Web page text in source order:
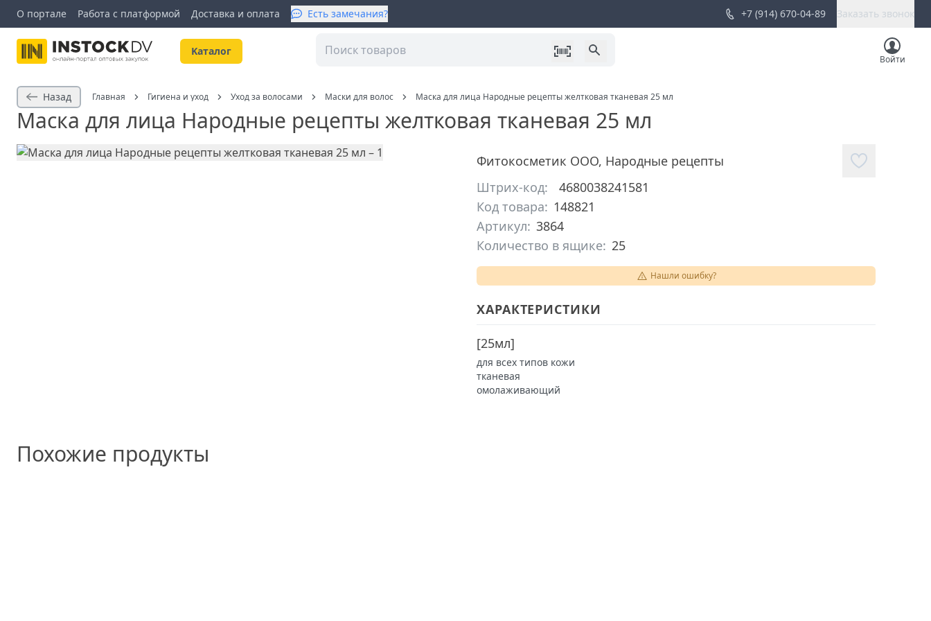
О портале Работа с платформой Доставка и оплата Есть замечания? +7 (914) 670-04-89 Заказать звонок
Kаталог
Войти
Назад Главная Гигиена и уход Уход за волосами Маски для волос Маска для лица Народные рецепты желтковая тканевая 25 мл
Маска для лица Народные рецепты желтковая тканевая 25 мл
Фитокосметик ООО, Народные рецепты
Штрих-код:
4680038241581
Код товара: 148821
Артикул: 3864
Количество в ящике: 25
Нашли ошибку?
ХАРАКТЕРИСТИКИ
[25мл]
для всех типов кожи
тканевая
омолаживающий
Похожие продукты